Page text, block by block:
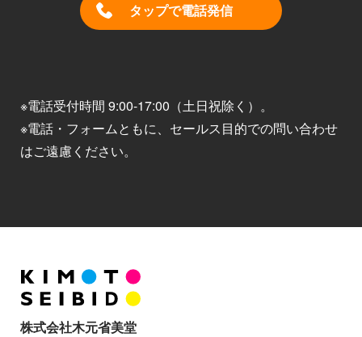
タップで電話発信
※電話受付時間 9:00-17:00（土日祝除く）。
※電話・フォームともに、セールス目的での問い合わせ
はご遠慮ください。
株式会社木元省美堂